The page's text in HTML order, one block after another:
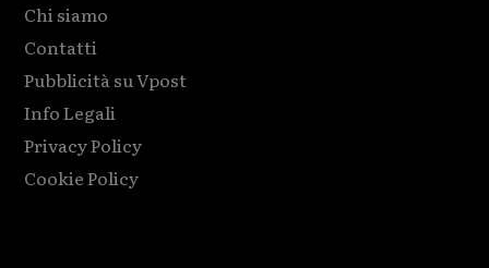
Chi siamo
Contatti
Pubblicità su Vpost
Info Legali
Privacy Policy
Cookie Policy